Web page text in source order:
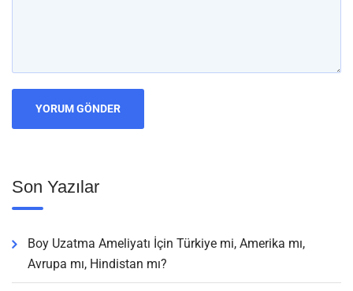
Son Yazılar
Boy Uzatma Ameliyatı İçin Türkiye mi, Amerika mı,
Avrupa mı, Hindistan mı?